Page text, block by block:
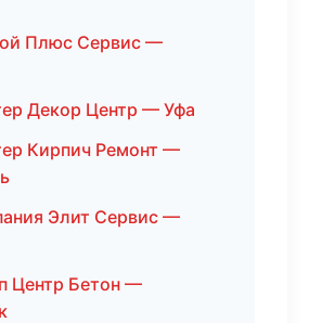
Плюс Сервис —
Декор Центр — Уфа
Кирпич Ремонт —
Элит Сервис —
Центр Бетон —